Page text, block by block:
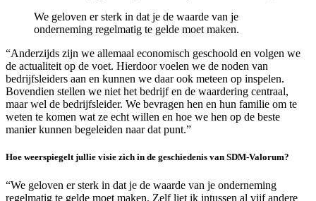
We geloven er sterk in dat je de waarde van je
onderneming regelmatig te gelde moet maken.
“Anderzijds zijn we allemaal economisch geschoold en volgen we
de actualiteit op de voet. Hierdoor voelen we de noden van
bedrijfsleiders aan en kunnen we daar ook meteen op inspelen.
Bovendien stellen we niet het bedrijf en de waardering centraal,
maar wel de bedrijfsleider. We bevragen hen en hun familie om te
weten te komen wat ze echt willen en hoe we hen op de beste
manier kunnen begeleiden naar dat punt.”
Hoe weerspiegelt jullie visie zich in de geschiedenis van SDM-Valorum?
“We geloven er sterk in dat je de waarde van je onderneming
regelmatig te gelde moet maken. Zelf liet ik intussen al vijf andere